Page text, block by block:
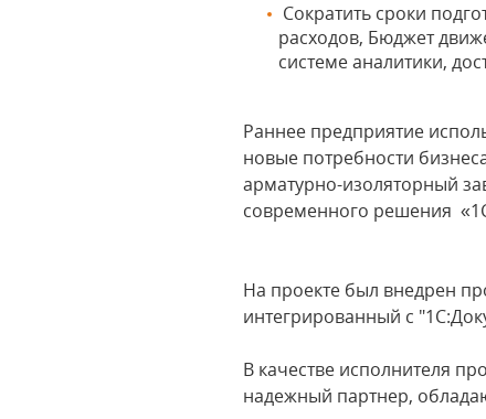
Сократить сроки
расходов, Бюджет
системе аналитики,
Раннее предприятие
новые потребности
арматурно-изоляторный
современного решения
На проекте был внедрен
интегрированный с
В качестве исполнителя
надежный партнер,